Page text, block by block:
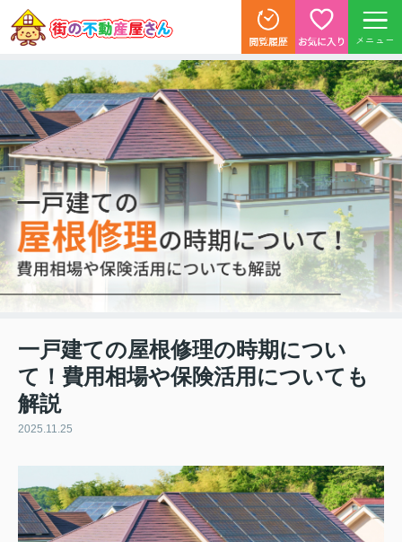
メニュー
一戸建ての屋根修理の時期につい
て！費用相場や保険活用についても
解説
2025.11.25